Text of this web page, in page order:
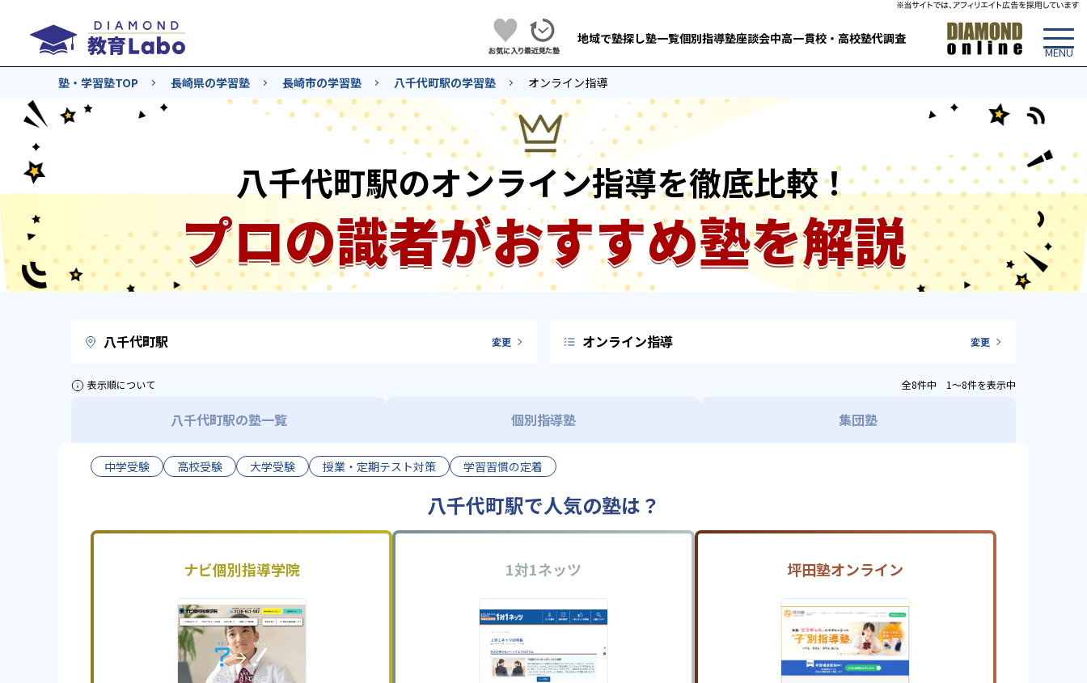
地域で塾探し塾一覧個別指導塾座談会中高一貫校・高校塾代調査
塾・学習塾TOP 長崎県の学習塾 長崎市の学習塾 八千代町駅の学習塾 オンライン指導
八千代町駅のオンライン指導を徹底比較！
プロの識者がおすすめ塾を解説
八千代町駅 変更 オンライン指導 変更
表示順について 全8件中 1〜8件を表示中
八千代町駅の塾一覧 個別指導塾 集団塾
中学受験 高校受験 大学受験 授業・定期テスト対策 学習習慣の定着
八千代町駅で人気の塾は？
ナビ個別指導学院 1対1ネッツ 坪田塾オンライン